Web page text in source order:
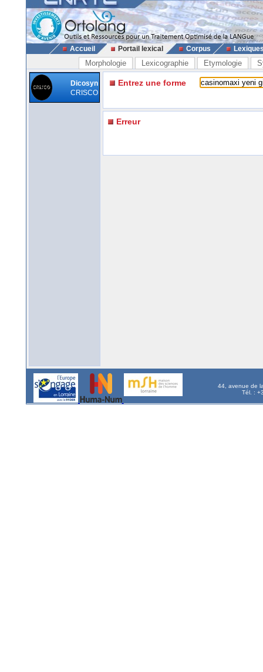
Accueil Portail lexical Corpus
Morphologie Lexicographie Etymologie
Dicosyn
CRISCO
Entrez une forme
Erreur
44, avenue de
Tél. :